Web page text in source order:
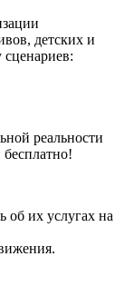
детских и
реальности
об их услугах на